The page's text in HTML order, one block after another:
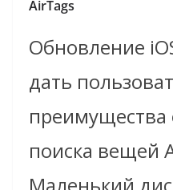
AirTags
Обновление
дать
преимущества
поиска вещей